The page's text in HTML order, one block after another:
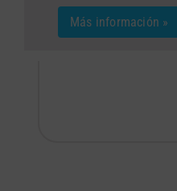
Más información »